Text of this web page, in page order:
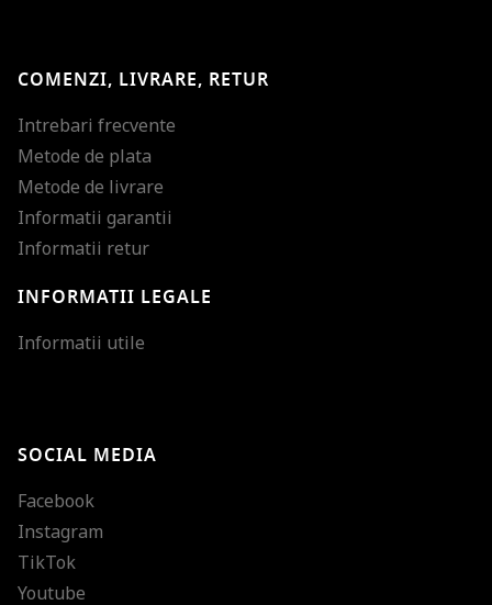
COMENZI, LIVRARE, RETUR
Intrebari frecvente
Metode de plata
Metode de livrare
Informatii garantii
Informatii retur
INFORMATII LEGALE
Informatii utile
SOCIAL MEDIA
Facebook
Instagram
TikTok
Youtube